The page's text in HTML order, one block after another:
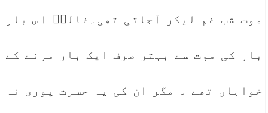
موت شب غم لیکر آجاتی تھی۔غالبؔ اس بار
بار کی موت سے بہتر صرف ایک بار مرنے کے
خواہاں تھے ۔ مگر ان کی یہ حسرت پوری نہ